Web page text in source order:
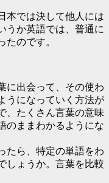
本では決して他人には
うか英語では、普通に
たのです。
に出会って、その使わ
うになっていく方法が
、たくさん言葉の意味
のままわかるようにな
たら、特定の単語をわ
しょうか。言葉を比較